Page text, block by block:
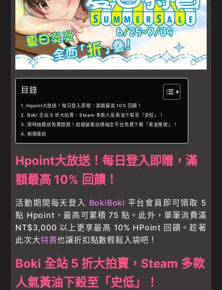
目錄
Hpoint大放送！每日登入即贈，滿額最高 10% 回饋！
Boki 全站 5 折大拍賣，Steam 多款人氣黃油下殺至「史低」！
限時抽獎送免費遊戲！追蹤破萬加碼抽全平台免費下載「黃金帳號」！
相關連結
Hpoint大放送！每日登入即贈，滿
額最高 10% 回饋！
活動期間每天登入 BokiBoki 平台會員即可領取 5
點 Hpoint，最高可累積 75 點。此外，單筆消費滿
NT$3,000 以上更享最高 10% HPoint 回饋。趁著
此次大特賣也讓折扣點數輕鬆入袋吧！
Boki 全站 5 折大拍賣，Steam 多款
人氣黃油下殺至「史低」！